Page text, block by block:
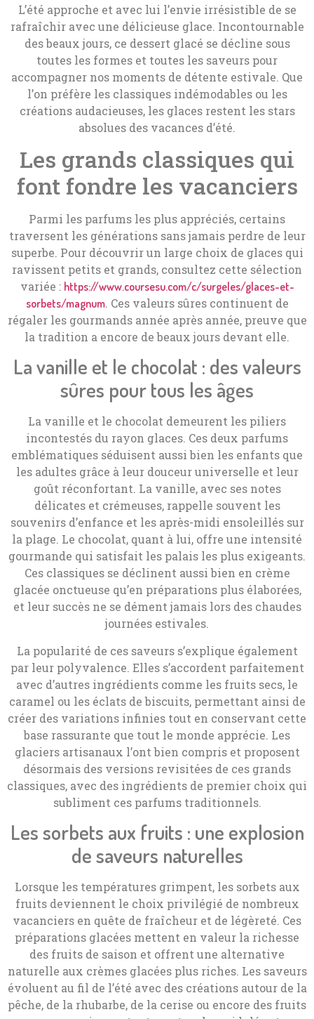
L’été approche et avec lui l’envie irrésistible de se
rafraîchir avec une délicieuse glace. Incontournable
des beaux jours, ce dessert glacé se décline sous
toutes les formes et toutes les saveurs pour
accompagner nos moments de détente estivale. Que
l’on préfère les classiques indémodables ou les
créations audacieuses, les glaces restent les stars
absolues des vacances d’été.
Les grands classiques qui
font fondre les vacanciers
Parmi les parfums les plus appréciés, certains
traversent les générations sans jamais perdre de leur
superbe. Pour découvrir un large choix de glaces qui
ravissent petits et grands, consultez cette sélection
variée : https://www.coursesu.com/c/surgeles/glaces-et-
sorbets/magnum. Ces valeurs sûres continuent de
régaler les gourmands année après année, preuve que
la tradition a encore de beaux jours devant elle.
La vanille et le chocolat : des valeurs
sûres pour tous les âges
La vanille et le chocolat demeurent les piliers
incontestés du rayon glaces. Ces deux parfums
emblématiques séduisent aussi bien les enfants que
les adultes grâce à leur douceur universelle et leur
goût réconfortant. La vanille, avec ses notes
délicates et crémeuses, rappelle souvent les
souvenirs d’enfance et les après-midi ensoleillés sur
la plage. Le chocolat, quant à lui, offre une intensité
gourmande qui satisfait les palais les plus exigeants.
Ces classiques se déclinent aussi bien en crème
glacée onctueuse qu’en préparations plus élaborées,
et leur succès ne se dément jamais lors des chaudes
journées estivales.
La popularité de ces saveurs s’explique également
par leur polyvalence. Elles s’accordent parfaitement
avec d’autres ingrédients comme les fruits secs, le
caramel ou les éclats de biscuits, permettant ainsi de
créer des variations infinies tout en conservant cette
base rassurante que tout le monde apprécie. Les
glaciers artisanaux l’ont bien compris et proposent
désormais des versions revisitées de ces grands
classiques, avec des ingrédients de premier choix qui
subliment ces parfums traditionnels.
Les sorbets aux fruits : une explosion
de saveurs naturelles
Lorsque les températures grimpent, les sorbets aux
fruits deviennent le choix privilégié de nombreux
vacanciers en quête de fraîcheur et de légèreté. Ces
préparations glacées mettent en valeur la richesse
des fruits de saison et offrent une alternative
naturelle aux crèmes glacées plus riches. Les saveurs
évoluent au fil de l’été avec des créations autour de la
pêche, de la rhubarbe, de la cerise ou encore des fruits